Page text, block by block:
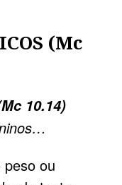
(Mc
10.14)
ou